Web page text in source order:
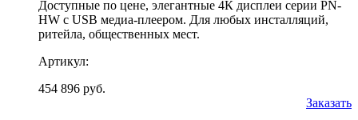
Доступные по цене, элегантные 4К дисплеи серии PN-
HW с USB медиа-плеером. Для любых инсталляций,
ритейла, общественных мест.
Артикул:
454 896 руб.
Заказать